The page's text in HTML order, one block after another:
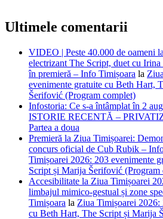
Ultimele comentarii
VIDEO | Peste 40.000 de oameni
electrizant The Script, duet cu
în premieră – Info Timișoara la
evenimente gratuite cu Beth Hart,
Šerifović (Program complet)
Infostoria: Ce s-a întâmplat în 2
ISTORIE RECENTĂ –
Partea a doua
Premieră la Ziua Timișoarei:
concurs oficial de Cub Rubik –
Timișoarei 2026: 203 evenimente
Script și Marija Šerifović (Program
Accesibilitate la Ziua Timișoarei
limbajul mimico-gestual și zone
Timișoara la Ziua Timișoarei 2026:
cu Beth Hart, The Script și Marija